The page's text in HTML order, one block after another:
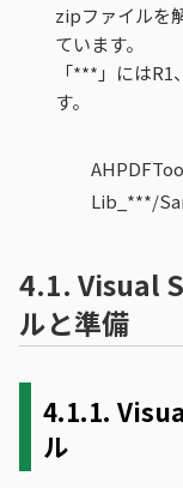
zipファイルを
ています。
「***」には
す。
Lib_***/
4.1. Visual
ルと準備
4.1.1.
ル